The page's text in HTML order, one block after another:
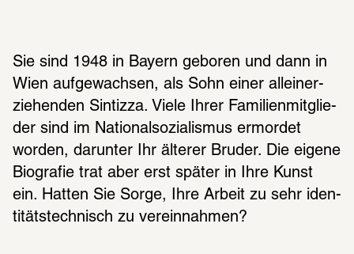
Sie sind 1948 in Bayern gebo­ren und dann in
Wien aufge­wach­sen, als Sohn einer allein­er­
zie­hen­den Sintizza. Viele Ihrer Fami­li­en­mit­glie­
der sind im Natio­nal­so­zia­lis­mus ermor­det
worden, darun­ter Ihr älte­rer Bruder. Die eigene
Biogra­fie trat aber erst später in Ihre Kunst
ein. Hatten Sie Sorge, Ihre Arbeit zu sehr iden­
ti­täts­tech­nisch zu verein­nah­men?